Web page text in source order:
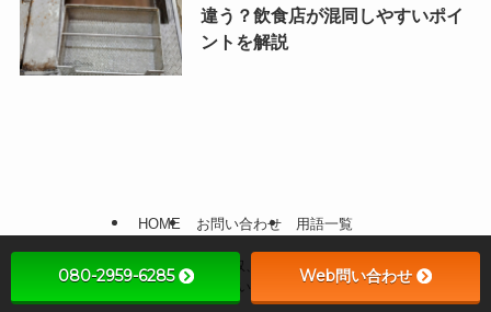
違う？飲食店が混同しやすいポイ
ントを解説
HOME お問い合わせ 用語一覧
飲食店、食品製造時の廃食用油回収、買い取り・リサイクルお任せくださ
い.
080-2959-6285 Web問い合わせ